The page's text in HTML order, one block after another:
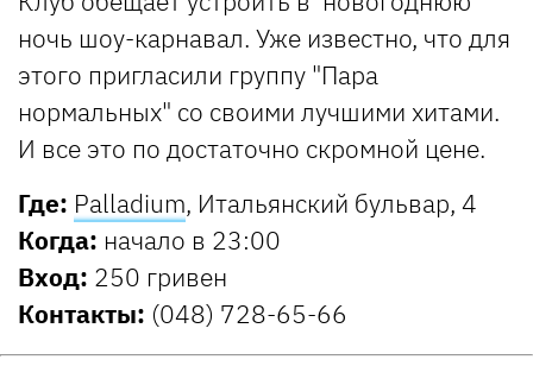
ночь шоу-карнавал. Уже известно, что для
этого пригласили группу "Пара
нормальных" со своими лучшими хитами.
И все это по достаточно скромной цене.
Где: Palladium, Итальянский бульвар, 4
Когда: начало в 23:00
Вход: 250 гривен
Контакты: (048) 728-65-66